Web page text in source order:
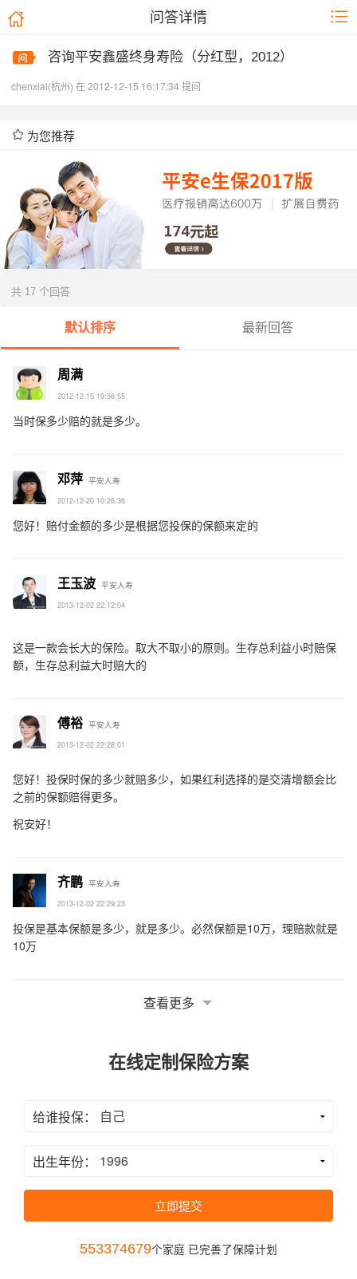
问答详情
咨询平安鑫盛终身寿险（分红型，2012）
chenxial(杭州) 在 2012-12-15 16:17:34 提问
为您推荐
共 17 个回答
默认排序 最新回答
周满
2012-12-15 19:56:55
当时保多少赔的就是多少。
邓萍 平安人寿
2012-12-20 10:26:36
您好！赔付金额的多少是根据您投保的保额来定的
王玉波 平安人寿
2013-12-02 22:12:04
这是一款会长大的保险。取大不取小的原则。生存总利益小时赔保
额，生存总利益大时赔大的
傅裕 平安人寿
2013-12-02 22:28:01
您好！投保时保的多少就赔多少，如果红利选择的是交清增额会比
之前的保额赔得更多。
祝安好！
齐鹏 平安人寿
2013-12-02 22:29:23
投保是基本保额是多少，就是多少。必然保额是10万，理赔款就是
10万
查看更多
在线定制保险方案
给谁投保：
出生年份：
立即提交
553374679个家庭 已完善了保障计划